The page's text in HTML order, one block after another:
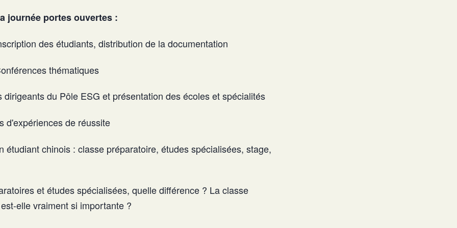
journée portes ouvertes :
des étudiants, distribution de la documentation
thématiques
dirigeants du Pôle ESG et présentation des écoles et spécialités
d'expériences de réussite
étudiant chinois : classe préparatoire, études spécialisées, stage,
et études spécialisées, quelle différence ? La classe
elle vraiment si importante ?